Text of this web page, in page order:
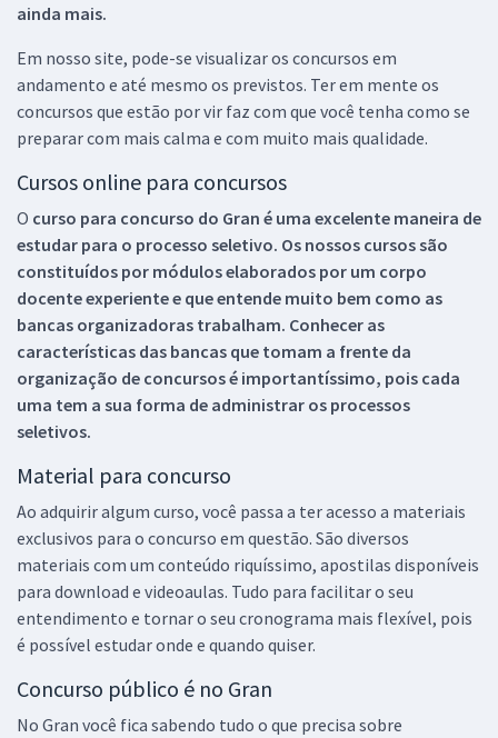
ainda mais.
Em nosso site, pode-se visualizar os concursos em
andamento e até mesmo os previstos. Ter em mente os
concursos que estão por vir faz com que você tenha como se
preparar com mais calma e com muito mais qualidade.
Cursos online para concursos
O curso para concurso do Gran é uma excelente maneira de
estudar para o processo seletivo. Os nossos cursos são
constituídos por módulos elaborados por um corpo
docente experiente e que entende muito bem como as
bancas organizadoras trabalham. Conhecer as
características das bancas que tomam a frente da
organização de concursos é importantíssimo, pois cada
uma tem a sua forma de administrar os processos
seletivos.
Material para concurso
Ao adquirir algum curso, você passa a ter acesso a materiais
exclusivos para o concurso em questão. São diversos
materiais com um conteúdo riquíssimo, apostilas disponíveis
para download e videoaulas. Tudo para facilitar o seu
entendimento e tornar o seu cronograma mais flexível, pois
é possível estudar onde e quando quiser.
Concurso público é no Gran
No Gran você fica sabendo tudo o que precisa sobre